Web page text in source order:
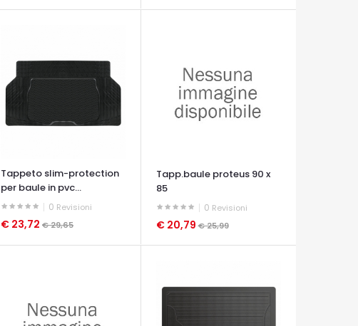
OCCHIATA VELOCE
OCCHIATA VELOCE
Tappeto slim-protection
per baule in pvc...
0 Revisioni
€ 23,72 € 29,65
OCCHIATA VELOCE
Tapp.baule proteus 90 x
85
0 Revisioni
€ 20,79€ 25,99
OCCHIATA VELOCE